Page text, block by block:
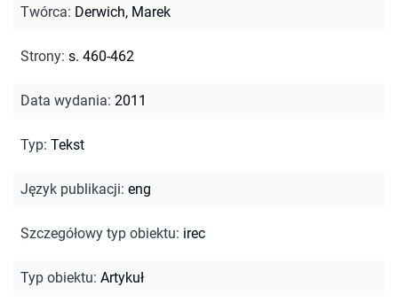
Twórca: Derwich, Marek
Strony: s. 460-462
Data wydania: 2011
Typ: Tekst
Język publikacji: eng
Szczegółowy typ obiektu: irec
Typ obiektu: Artykuł